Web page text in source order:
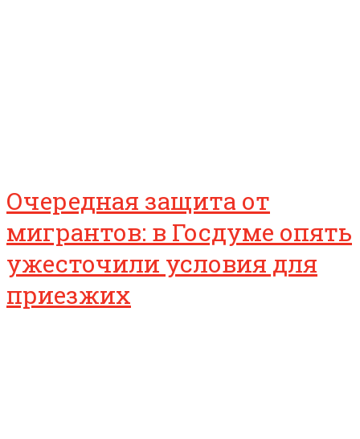
Очередная защита от
мигрантов: в Госдуме опять
ужесточили условия для
приезжих